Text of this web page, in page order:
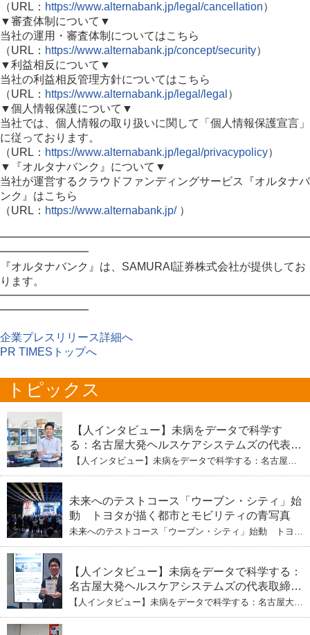
（URL： https://www.alternabank.jp/legal/cancellation）
▼審査体制について▼
当社の運用・審査体制についてはこちら
（URL： https://www.alternabank.jp/concept/security）
▼利益相反について▼
当社の利益相反管理方針についてはこちら
（URL： https://www.alternabank.jp/legal/legal ）
▼個人情報保護について▼
当社では、個人情報の取り扱いに関して「個人情報保護宣言」
に従っております。
（URL： https://www.alternabank.jp/legal/privacypolicy）
▼『オルタナバンク』について▼
当社が運営するクラウドファンディングサービス『オルタナバ
ンク』はこちら
（URL： https://www.alternabank.jp/）
━━━━━━━━━━━━━━━━━━━━━━━━━━━━
━━━━━━━━
『オルタナバンク』は、SAMURAI証券株式会社が提供してお
ります。
━━━━━━━━━━━━━━━━━━━━━━━━━━━━
━━━━━━━━
企業プレスリリース詳細へ
PR TIMESトップへ
トピックス
【人インタビュー】未病をデータで科学す
る：名古屋大発ヘルスケアシステムズの代表取
締役社長・瀧本陽介 【下】「人生80年の暇つ
ぶし」を着実に：理系ニートが挑むヘルスケア
【人インタビュー】未病をデータで科学する：名古屋大
挑むヘルスケア標準化と海外戦略
未来へのテストコース「ウーブン・シティ」始
動 トヨタが描く都市とモビリティの青写真
未来へのテストコース「ウーブン・シティ」始動 トヨタ
【人インタビュー】未病をデータで科学する：
名古屋大発ヘルスケアシステムズの代表取締役
社長・瀧本陽介 郵送検査で挑む健康の未来
【人インタビュー】未病をデータで科学する：名古屋大発